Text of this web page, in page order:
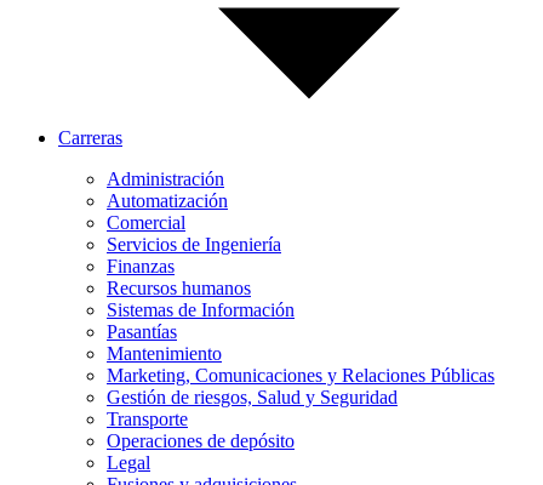
Carreras
Administración
Automatización
Comercial
Servicios de Ingeniería
Finanzas
Recursos humanos
Sistemas de Información
Pasantías
Mantenimiento
Marketing, Comunicaciones y Relaciones Públicas
Gestión de riesgos, Salud y Seguridad
Transporte
Operaciones de depósito
Legal